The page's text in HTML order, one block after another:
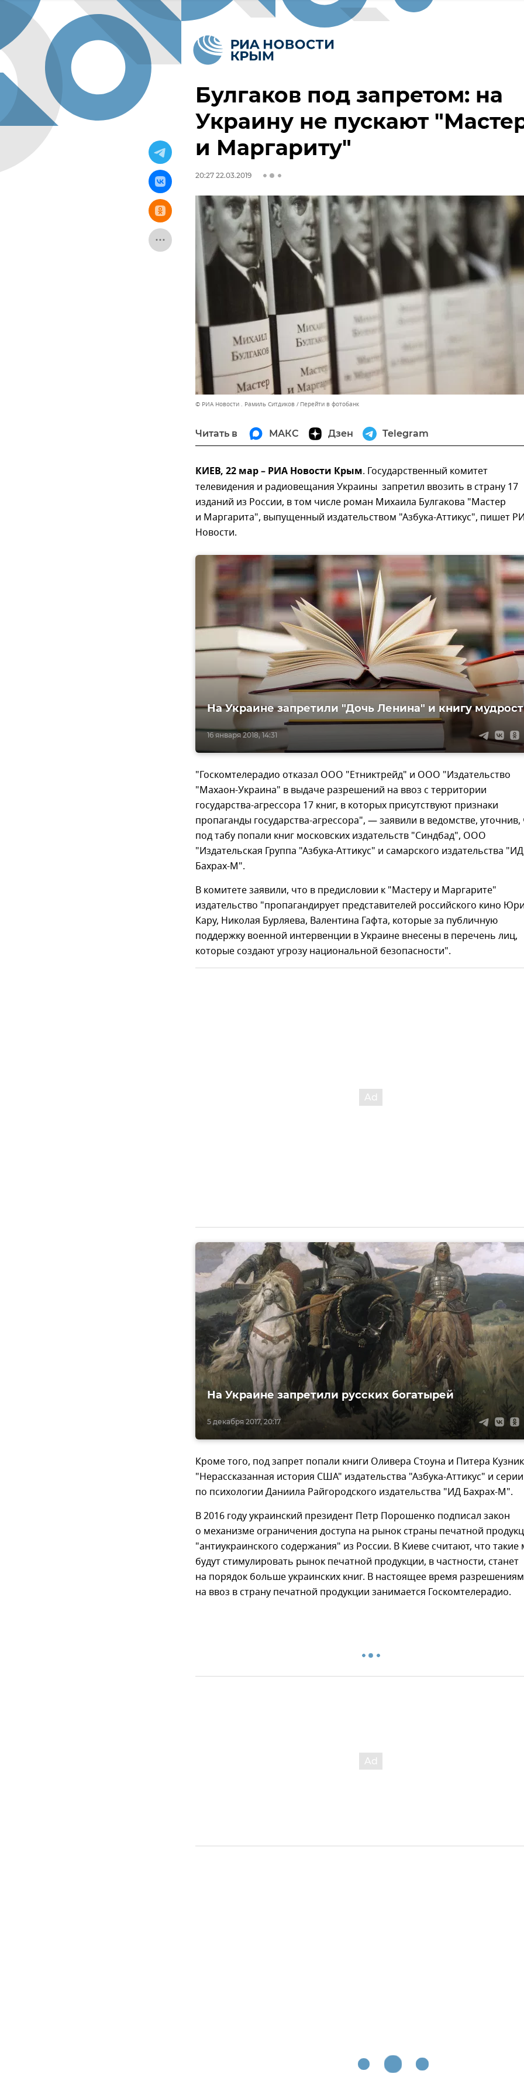
Булгаков под запретом: на
Украину не пускают
и Маргариту"
20:27 22.03.2019
© РИА Новости . Рамиль Ситдиков Перейти в фотобанк
Читать в МАКС Дзен Telegram
КИЕВ, 22 мар – РИА Новости Крым. Государственный комитет
телевидения и радиовещания Украины запретил ввозить в страну 17
изданий из России, в том числе роман Михаила Булгакова "Мастер
и Маргарита", выпущенный издательством "Азбука-Аттикус", пишет
Новости.
16 января 2018, 14:31
На Украине запретили "Дочь Ленина" и книгу
"Госкомтелерадио отказал ООО "Етниктрейд" и ООО "Издательство
"Махаон-Украина" в выдаче разрешений на ввоз с территории
государства-агрессора 17 книг, в которых присутствуют признаки
пропаганды государства-агрессора", — заявили в ведомстве, уточнив,
под табу попали книг московских издательств "Синдбад", ООО
"Издательская Группа "Азбука-Аттикус" и самарского издательства "ИД
Бахрах-М".
В комитете заявили, что в предисловии к "Мастеру и Маргарите"
издательство "пропагандирует представителей российского кино
Кару, Николая Бурляева, Валентина Гафта, которые за публичную
поддержку военной интервенции в Украине внесены в перечень лиц,
которые создают угрозу национальной безопасности".
5 декабря 2017, 20:17
На Украине запретили русских богатырей
Кроме того, под запрет попали книги Оливера Стоуна и Питера Кузник
"Нерассказанная история США" издательства "Азбука-Аттикус" и
по психологии Даниила Райгородского издательства "ИД Бахрах-М".
В 2016 году украинский президент Петр Порошенко подписал закон
о механизме ограничения доступа на рынок страны печатной
"антиукраинского содержания" из России. В Киеве считают, что
будут стимулировать рынок печатной продукции, в частности, станет
на порядок больше украинских книг. В настоящее время
на ввоз в страну печатной продукции занимается Госкомтелерадио.